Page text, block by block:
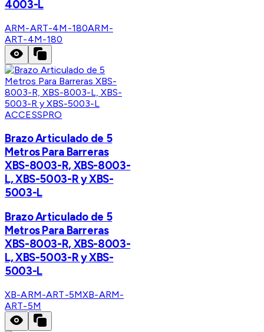
4003-L
ARM-ART-4M-180ARM-
ART-4M-180
ACCESSPRO
Brazo Articulado de 5
Metros Para Barreras
XBS-8003-R, XBS-8003-
L, XBS-5003-R y XBS-
5003-L
Brazo Articulado de 5
Metros Para Barreras
XBS-8003-R, XBS-8003-
L, XBS-5003-R y XBS-
5003-L
XB-ARM-ART-5MXB-ARM-
ART-5M